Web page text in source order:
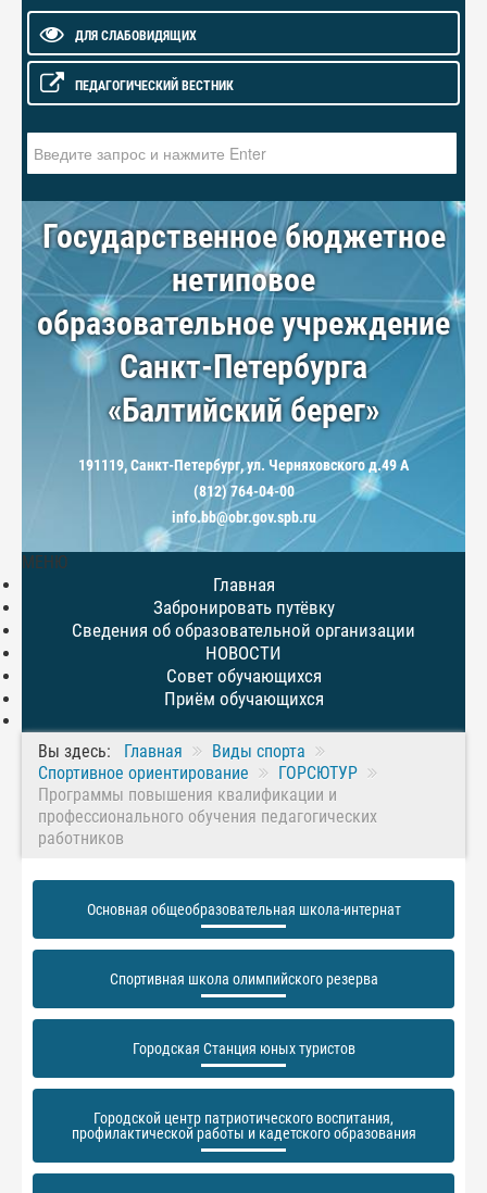
ДЛЯ СЛАБОВИДЯЩИХ
ПЕДАГОГИЧЕСКИЙ ВЕСТНИК
Государственное бюджетное
нетиповое
образовательное учреждение
Санкт-Петербурга
«Балтийский берег»
191119, Санкт-Петербург, ул. Черняховского д.49 А
(812) 764-04-00
info.bb@obr.gov.spb.ru
МЕНЮ
Главная
Забронировать путёвку
Сведения об образовательной организации
НОВОСТИ
Совет обучающихся
Приём обучающихся
Вы здесь: Главная
Виды спорта
Спортивное ориентирование
ГОРСЮТУР
Программы повышения квалификации и
профессионального обучения педагогических
работников
Основная общеобразовательная школа-интернат
Спортивная школа олимпийского резерва
Городская Станция юных туристов
Городской центр патриотического воспитания,
профилактической работы и кадетского образования